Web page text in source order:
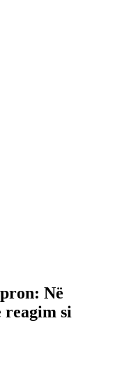
Në
reagim si